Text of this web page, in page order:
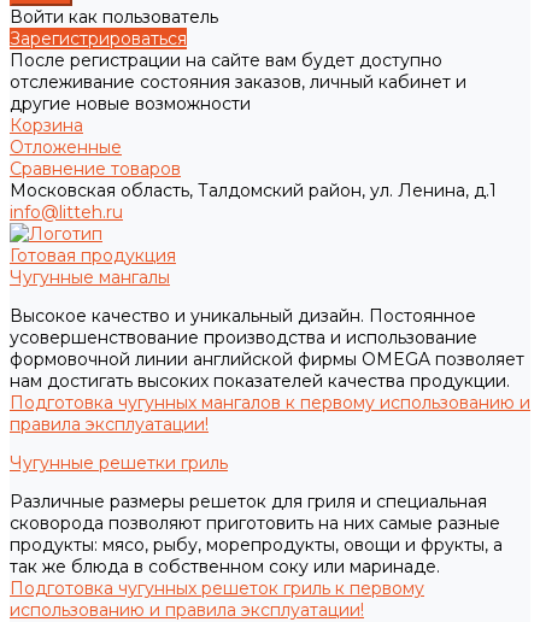
Войти как пользователь
Зарегистрироваться
После регистрации на сайте вам будет доступно
отслеживание состояния заказов, личный кабинет и
другие новые возможности
Корзина
Отложенные
Сравнение товаров
Московская область, Талдомский район, ул. Ленина, д.1
info@litteh.ru
Готовая продукция
Чугунные мангалы
Высокое качество и уникальный дизайн. Постоянное
усовершенствование производства и использование
формовочной линии английской фирмы OMEGA позволяет
нам достигать высоких показателей качества продукции.
Подготовка чугунных мангалов к первому использованию и
правила эксплуатации!
Чугунные решетки гриль
Различные размеры решеток для гриля и специальная
сковорода позволяют приготовить на них самые разные
продукты: мясо, рыбу, морепродукты, овощи и фрукты, а
так же блюда в собственном соку или маринаде.
Подготовка чугунных решеток гриль к первому
использованию и правила эксплуатации!